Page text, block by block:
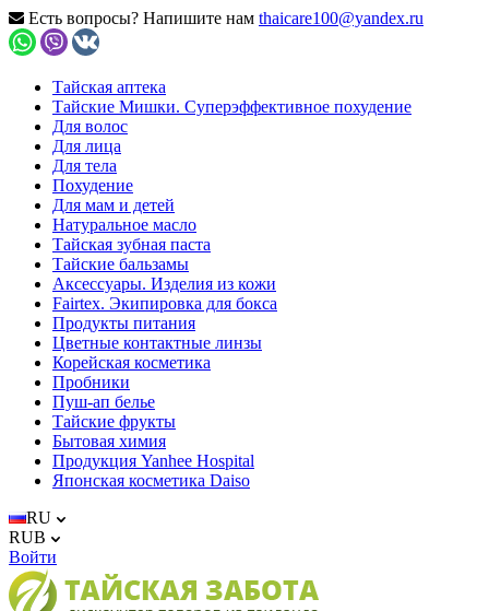
Есть вопросы? Напишите нам thaicare100@yandex.ru
Тайская аптека
Тайские Мишки. Суперэффективное похудение
Для волос
Для лица
Для тела
Похудение
Для мам и детей
Натуральное масло
Тайская зубная паста
Тайские бальзамы
Аксессуары. Изделия из кожи
Fairtex. Экипировка для бокса
Продукты питания
Цветные контактные линзы
Корейская косметика
Пробники
Пуш-ап белье
Тайские фрукты
Бытовая химия
Продукция Yanhee Hospital
Японская косметика Daiso
RU
RUB
Войти